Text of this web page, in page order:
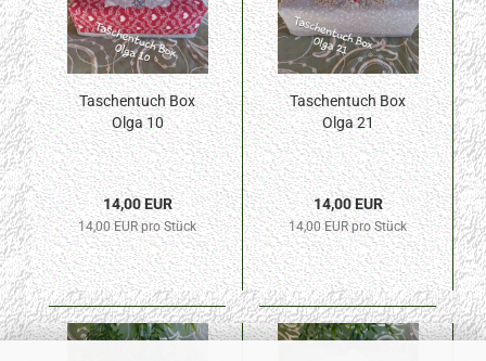
Taschentuch Box
Olga 10
14,00 EUR
14,00 EUR pro Stück
Taschentuch Box
Olga 21
14,00 EUR
14,00 EUR pro Stück